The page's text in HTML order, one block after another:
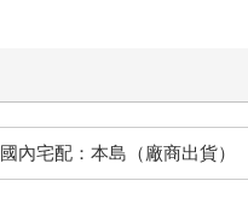
國內宅配：本島（廠商出貨）